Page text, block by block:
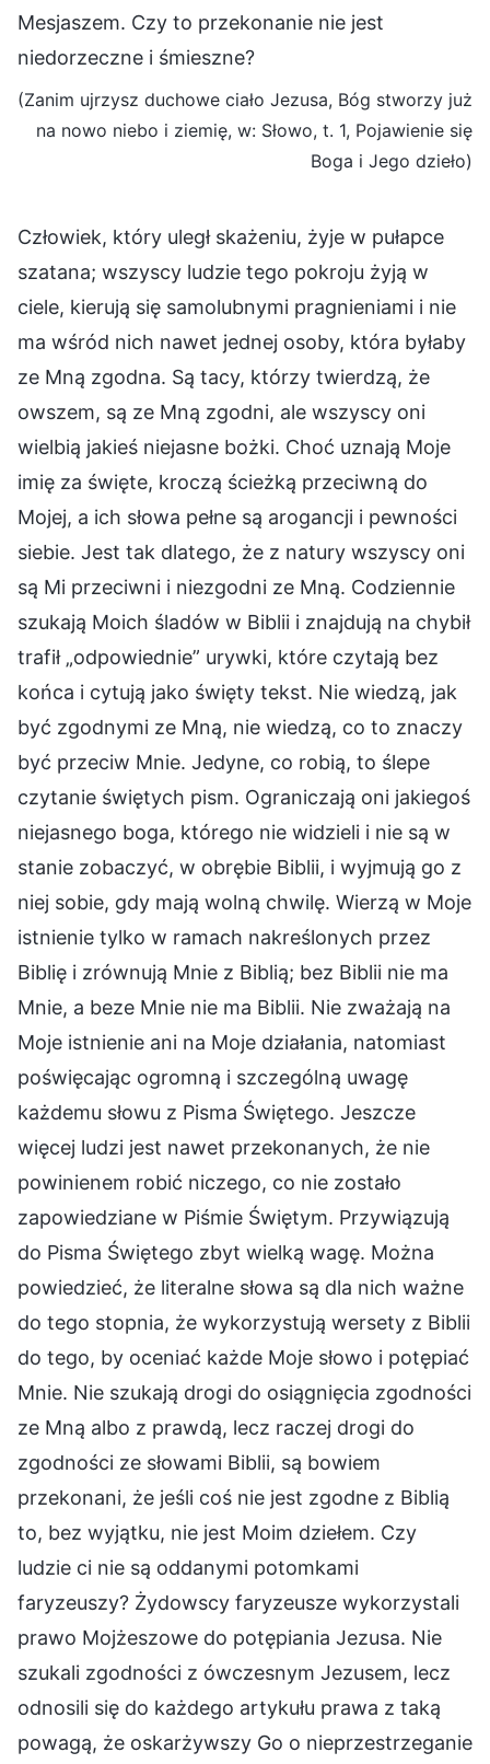
Mesjaszem. Czy to przekonanie nie jest
niedorzeczne i śmieszne?
(Zanim ujrzysz duchowe ciało Jezusa, Bóg stworzy już
na nowo niebo i ziemię, w: Słowo, t. 1, Pojawienie się
Boga i Jego dzieło)
Człowiek, który uległ skażeniu, żyje w pułapce
szatana; wszyscy ludzie tego pokroju żyją w
ciele, kierują się samolubnymi pragnieniami i nie
ma wśród nich nawet jednej osoby, która byłaby
ze Mną zgodna. Są tacy, którzy twierdzą, że
owszem, są ze Mną zgodni, ale wszyscy oni
wielbią jakieś niejasne bożki. Choć uznają Moje
imię za święte, kroczą ścieżką przeciwną do
Mojej, a ich słowa pełne są arogancji i pewności
siebie. Jest tak dlatego, że z natury wszyscy oni
są Mi przeciwni i niezgodni ze Mną. Codziennie
szukają Moich śladów w Biblii i znajdują na chybił
trafił „odpowiednie” urywki, które czytają bez
końca i cytują jako święty tekst. Nie wiedzą, jak
być zgodnymi ze Mną, nie wiedzą, co to znaczy
być przeciw Mnie. Jedyne, co robią, to ślepe
czytanie świętych pism. Ograniczają oni jakiegoś
niejasnego boga, którego nie widzieli i nie są w
stanie zobaczyć, w obrębie Biblii, i wyjmują go z
niej sobie, gdy mają wolną chwilę. Wierzą w Moje
istnienie tylko w ramach nakreślonych przez
Biblię i zrównują Mnie z Biblią; bez Biblii nie ma
Mnie, a beze Mnie nie ma Biblii. Nie zważają na
Moje istnienie ani na Moje działania, natomiast
poświęcając ogromną i szczególną uwagę
każdemu słowu z Pisma Świętego. Jeszcze
więcej ludzi jest nawet przekonanych, że nie
powinienem robić niczego, co nie zostało
zapowiedziane w Piśmie Świętym. Przywiązują
do Pisma Świętego zbyt wielką wagę. Można
powiedzieć, że literalne słowa są dla nich ważne
do tego stopnia, że wykorzystują wersety z Biblii
do tego, by oceniać każde Moje słowo i potępiać
Mnie. Nie szukają drogi do osiągnięcia zgodności
ze Mną albo z prawdą, lecz raczej drogi do
zgodności ze słowami Biblii, są bowiem
przekonani, że jeśli coś nie jest zgodne z Biblią
to, bez wyjątku, nie jest Moim dziełem. Czy
ludzie ci nie są oddanymi potomkami
faryzeuszy? Żydowscy faryzeusze wykorzystali
prawo Mojżeszowe do potępiania Jezusa. Nie
szukali zgodności z ówczesnym Jezusem, lecz
odnosili się do każdego artykułu prawa z taką
powagą, że oskarżywszy Go o nieprzestrzeganie